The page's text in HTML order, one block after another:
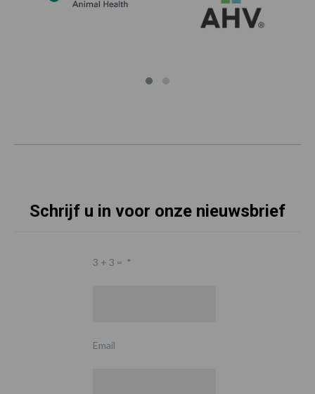
Schrijf u in voor onze nieuwsbrief
3 + 3 = *
Email